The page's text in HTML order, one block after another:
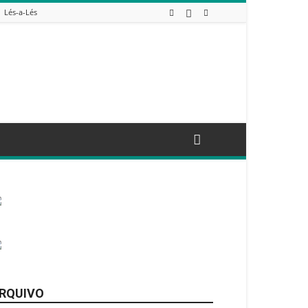
Lés-a-Lés